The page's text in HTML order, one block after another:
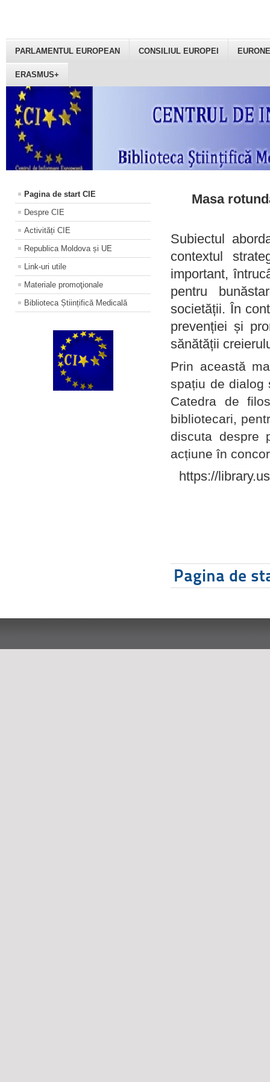
PARLAMENTUL EUROPEAN CONSILIUL EUROPEI
ERASMUS+
Pagina de start CIE
Despre CIE
Activități CIE
Republica Moldova și UE
Link-uri utile
Materiale promoţionale
Biblioteca Științifică Medicală
Masa
Subiectul
contextul
important,
pentru
societății. În
prevenției și
sănătății
Prin această
spațiu de dialog
Catedra de
bibliotecari,
discuta despre
acțiune în
https://
Pagina de